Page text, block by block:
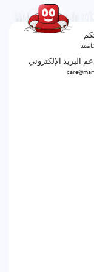
البريد الإلكتروني